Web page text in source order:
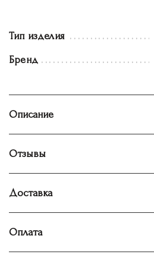
Тип изделия
Бренд
Описание
Отзывы
Доставка
Оплата